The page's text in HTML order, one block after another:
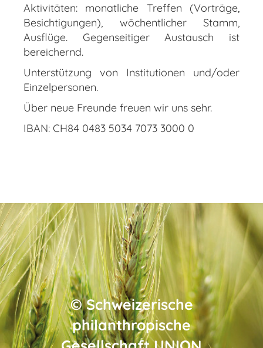
Aktivitäten: monatliche Treffen (Vorträge,
Besichtigungen), wöchentlicher Stamm,
Ausflüge. Gegenseitiger Austausch ist
bereichernd.
Unterstützung von Institutionen und/oder
Einzelpersonen.
Über neue Freunde freuen wir uns sehr.
IBAN: CH84 0483 5034 7073 3000 0
©Schweizerische
philanthropische